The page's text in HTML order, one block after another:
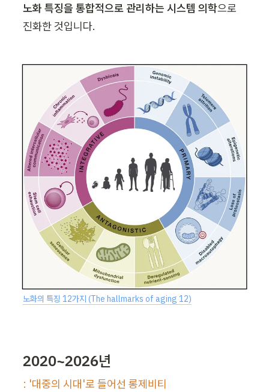
노화 특징을 통합적으로 관리하는 시스템 의학으로
진화한 것입니다.
노화의 특징 12가지 (The hallmarks of aging 12)
2020~2026년
: '대중의 시대'로 들어선 롱제비티